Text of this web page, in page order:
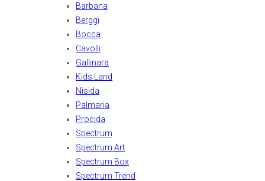
Barbana
Berggi
Bocca
Cavolli
Gallinara
Kids Land
Nisida
Palmaria
Procida
Spectrum
Spectrum Art
Spectrum Box
Spectrum Trend